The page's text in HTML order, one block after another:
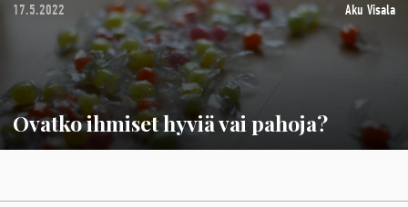
17.5.2022 Aku Visala
Ovatko ihmiset hyviä vai pahoja?